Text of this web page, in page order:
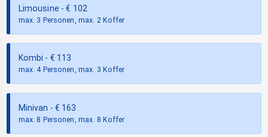
Limousine - € 102
max. 3 Personen, max. 2 Koffer
Kombi - € 113
max. 4 Personen, max. 3 Koffer
Minivan - € 163
max. 8 Personen, max. 8 Koffer